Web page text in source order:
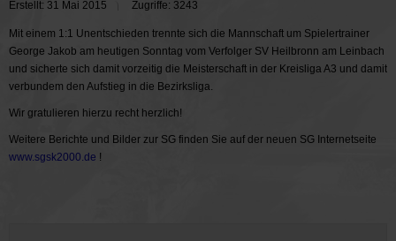
Erstellt: 31 Mai 2015
Zugriffe: 3243
Mit einem 1:1 Unentschieden trennte sich die Mannschaft um Spielertrainer
George Jakob am heutigen Sonntag vom Verfolger SV Heilbronn am Leinbach
und sicherte sich damit vorzeitig die Meisterschaft in der Kreisliga A3 und damit
verbundem den Aufstieg in die Bezirksliga.
Wir gratulieren hierzu recht herzlich!
Weitere Berichte und Bilder zur SG finden Sie auf der neuen SG Internetseite
www.sgsk2000.de !